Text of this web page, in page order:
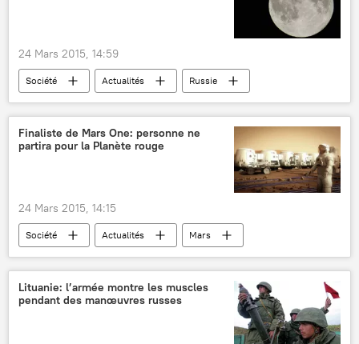
24 Mars 2015, 14:59
Société Actualités
Russie
Lune
Iouri Koptev
Holding spatial russe Roscosmos
Angara-A5
cosmodrome Vostotchny
Sciences et tech
Finaliste de Mars One: personne ne
partira pour la Planète rouge
24 Mars 2015, 14:15
Société Actualités
Mars
Joseph Roche
NASA
Mars One
espace
Exploration de Mars
Sciences et tech
Lituanie: l’armée montre les muscles
pendant des manœuvres russes